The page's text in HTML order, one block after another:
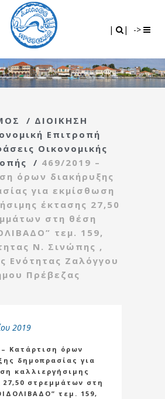
| | ->
/ ΔΙΟΙΚΗΣΗ
Επιτροπή
Οικονομικής
/ 469/2019 –
όρων διακήρυξης
για εκμίσθωση
έκτασης 27,50
στη θέση
τεμ. 159,
Ν. Σινώπης ,
Ενότητας Ζαλόγγου
Πρέβεζας
2019
– Κατάρτιση όρων
δημοπρασίας για
καλλιεργήσιμης
27,50 στρεμμάτων στη
τεμ. 159,